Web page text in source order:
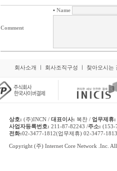
Comment
• Name
회사소개 회사조직구성 찾아오시는
상호: (주)INCN / 대표이사: 복찬 / 업무제휴:
사업자등록번호: 211-87-82243 /주소: (153-
전화:02-3477-1812(업무제휴) 02-3477-
Copyright (주) Internet Core Network .Inc.